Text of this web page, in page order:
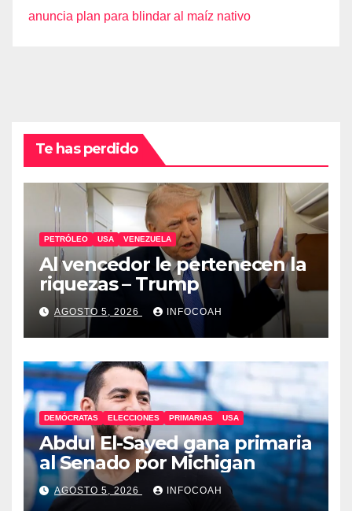
anuncia plan para blindar al maíz nativo
Te has perdido
PETRÓLEO USA VENEZUELA
Al vencedor le pertenecen la
riquezas – Trump
AGOSTO 5, 2026 INFOCOAH
DEMÓCRATAS ELECCIONES PRIMARIAS USA
Abdul El-Sayed gana primaria
al Senado por Michigan
AGOSTO 5, 2026 INFOCOAH